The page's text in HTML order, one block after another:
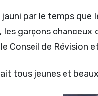
par le temps que
les garçons
Conseil de
tous jeunes et